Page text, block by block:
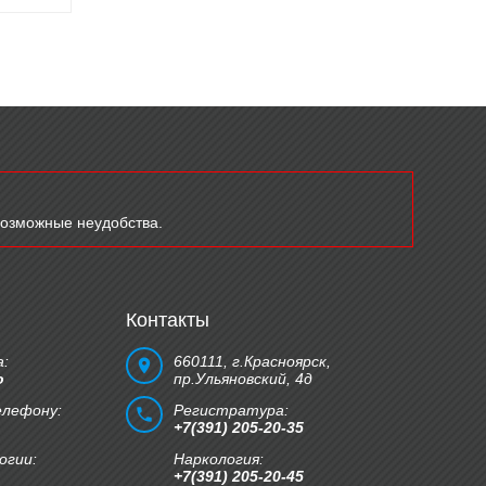
неудобства.
Контакты
660111, г.Красноярск,
пр.Ульяновский, 4д
Регистратура:
+7(391) 205-20-35
Наркология:
+7(391) 205-20-45